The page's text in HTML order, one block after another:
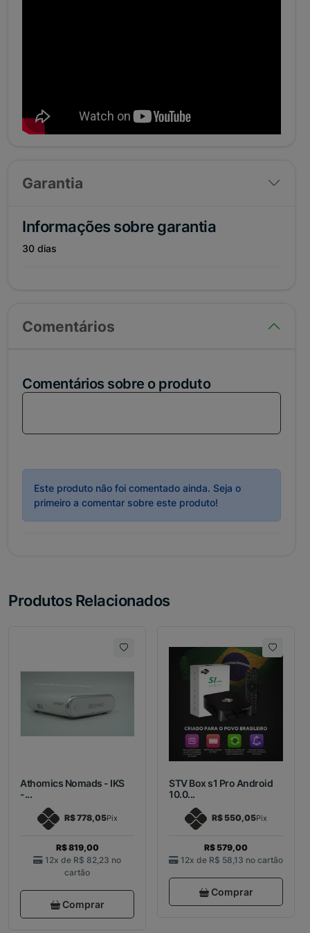
Garantia
Informações sobre garantia
30 dias
Comentários
Comentários sobre o produto
Este produto não foi comentado ainda. Seja o
primeiro a comentar sobre este produto!
Produtos Relacionados
Athomics Nomads - IKS
-...
R$ 778,05Pix
R$ 819,00
12x de R$ 82,23 no
cartão
Comprar
STV Box s1 Pro Android
10.0...
R$ 550,05Pix
R$ 579,00
12x de R$ 58,13 no cartão
Comprar